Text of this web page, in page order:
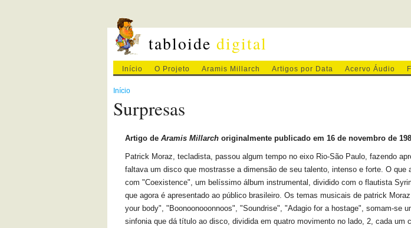
tabloide digital
Início O Projeto Aramis Millarch Artigos por Data Acervo Áudio
Início
Surpresas
Artigo de Aramis Millarchoriginalmente publicado em 16 de novembro de
Patrick Moraz, tecladista, passou algum tempo no eixo Rio-São Paulo, fazendo
faltava um disco que mostrasse a dimensão de seu talento, intenso e forte. O que
com "Coexistence", um belíssimo álbum instrumental, dividido com o flautista
que agora é apresentado ao público brasileiro. Os temas musicais de patrick
your body", "Boonoonooonnoos", "Soundrise", "Adagio for a hostage", somam-se
sinfonia que dá título ao disco, dividida em quatro movimento no lado, 2, cada um